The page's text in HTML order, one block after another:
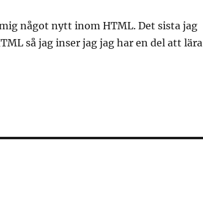
något nytt inom HTML. Det sista jag
så jag inser jag jag har en del att lära